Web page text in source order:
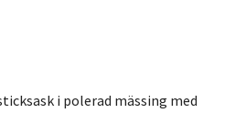
i polerad mässing med